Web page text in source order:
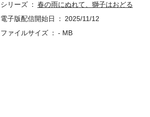
シリーズ
春の雨にぬれて、獅子はおどる
電子版配信開始日
2025/11/12
ファイルサイズ
- MB